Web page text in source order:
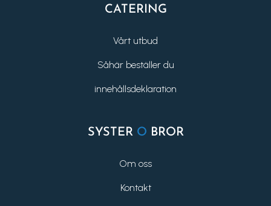
CATERING
Vårt utbud
Såhär beställer du
innehållsdeklaration
SYSTER O BROR
Om oss
Kontakt